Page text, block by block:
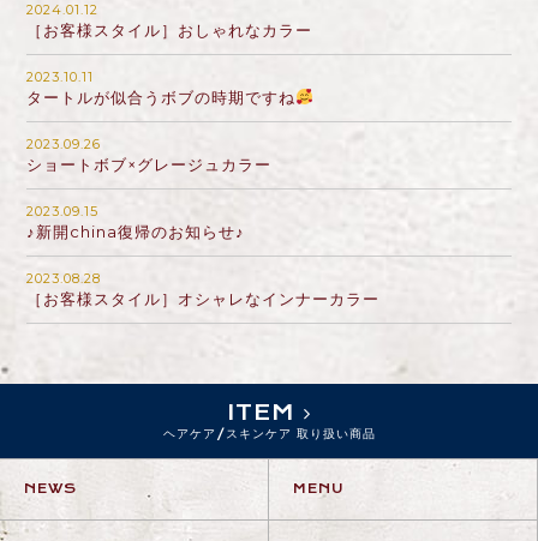
2024.01.12
［お客様スタイル］おしゃれなカラー
2023.10.11
タートルが似合うボブの時期ですね
2023.09.26
ショートボブ×グレージュカラー
2023.09.15
♪新開china復帰のお知らせ♪
2023.08.28
［お客様スタイル］オシャレなインナーカラー
ITEM
ヘアケア/スキンケア 取り扱い商品
NEWS MENU